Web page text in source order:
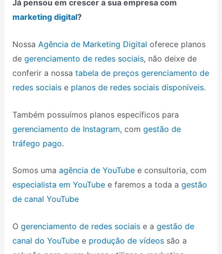
Já pensou em crescer a sua empresa com
marketing digital?
Nossa Agência de Marketing Digital oferece planos
de gerenciamento de redes sociais, não deixe de
conferir a nossa tabela de preços gerenciamento de
redes sociaise planos de redes sociais disponíveis.
Também possuímos planos específicos para
gerenciamento de Instagram, com gestão de
tráfego pago.
Somos uma agência de YouTubee consultoria, com
especialista em YouTubee faremos a toda a gestão
de canal YouTube
O gerenciamento de redes sociaise a gestão de
canal do YouTubee produção de vídeossão a